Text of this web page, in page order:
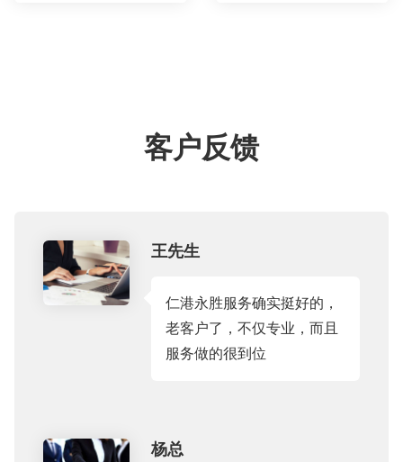
客户反馈
王先生
仁港永胜服务确实挺好的，
老客户了，不仅专业，而且
服务做的很到位
杨总